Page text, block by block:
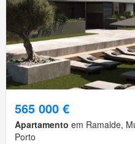
565 000 €
Apartamento em Ramalde,
Porto